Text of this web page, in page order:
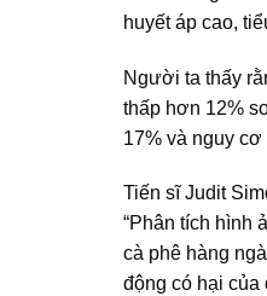
huyết áp cao,
Người ta thấy
thấp hơn 12%
17% và nguy
Tiến sĩ Judit
“Phân tích hình
cà phê hàng
động có hại của